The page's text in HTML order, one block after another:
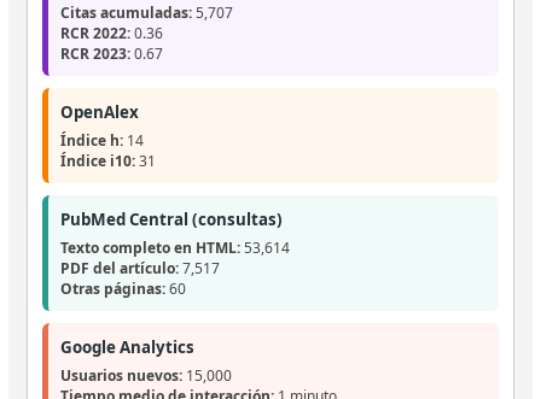
Citas acumuladas:5,707
RCR 2022:0.36
RCR 2023:0.67
OpenAlex
Índice h:14
Índice i10:31
PubMed Central (consultas)
Texto completo en HTML:53,614
PDF del artículo:7,517
Otras páginas:60
Google Analytics
Usuarios nuevos:15,000